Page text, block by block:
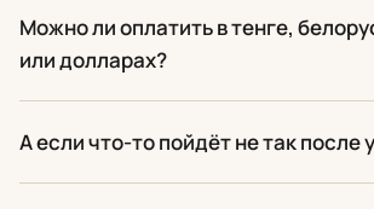
Можно ли оплатить в тенге,
или долларах?
А если что-то пойдёт не так после